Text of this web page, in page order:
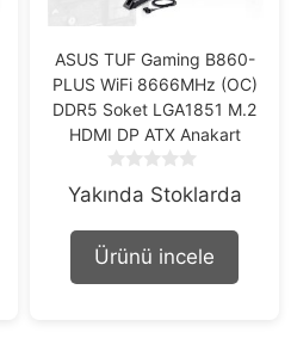
ASUS TUF Gaming B860-
PLUS WiFi 8666MHz (OC)
DDR5 Soket LGA1851 M.2
HDMI DP ATX Anakart
o
o
f
Yakında Stoklarda
Ürünü incele